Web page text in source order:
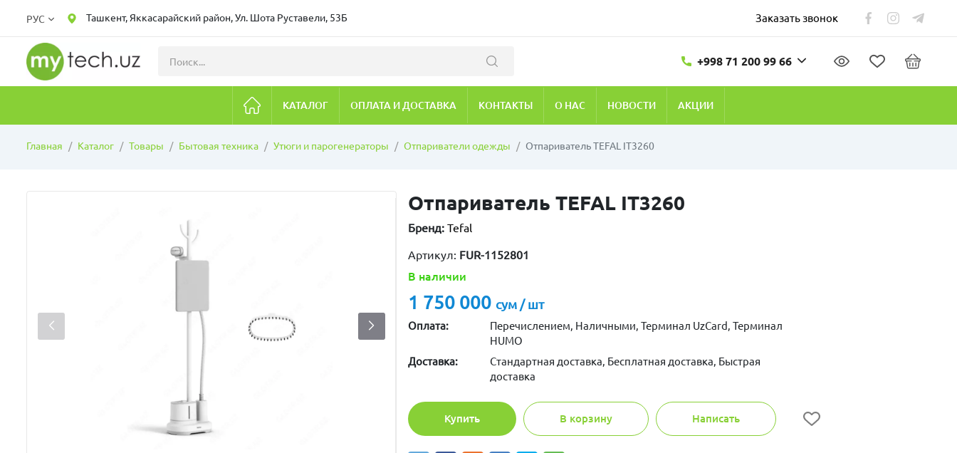
РУС Ташкент, Яккасарайский район, Ул. Шота Руставели, 53Б Заказать звонок
+998 71 200 99 66
КАТАЛОГ ОПЛАТА И ДОСТАВКА КОНТАКТЫ О НАС НОВОСТИ АКЦИИ
Главная Каталог Товары Бытовая техника Утюги и парогенераторы Отпариватели одежды Отпариватель TEFAL IT3260
Отпариватель TEFAL IT3260
Бренд: Tefal
Артикул: FUR-1152801
В наличии
1 750 000 сум / шт
Оплата:
Перечислением, Наличными, Терминал UzCard, Терминал
HUMO
Доставка:
Стандартная доставка, Бесплатная доставка, Быстрая
доставка
Купить В корзину Написать